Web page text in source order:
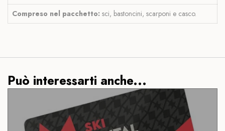
Compreso nel pacchetto: sci, bastoncini, scarponi e casco.
Può interessarti anche...